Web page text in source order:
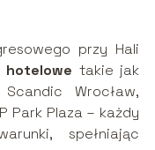
przy Hali
hotelowe takie jak
Wrocław,
Park Plaza – każdy
spełniając